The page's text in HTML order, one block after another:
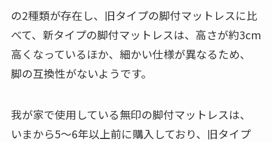
の2種類が存在し、旧タイプの脚付マットレスに比
べて、新タイプの脚付マットレスは、高さが約3cm
高くなっているほか、細かい仕様が異なるため、
脚の互換性がないようです。
我が家で使用している無印の脚付マットレスは、
いまから5～6年以上前に購入しており、 旧タイプ